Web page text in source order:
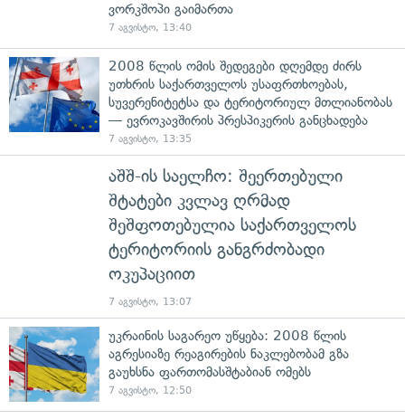
ვორკშოპი გაიმართა
7 აგვისტო, 13:40
2008 წლის ომის შედეგები დღემდე ძირს
უთხრის საქართველოს უსაფრთხოებას,
სუვერენიტეტსა და ტერიტორიულ მთლიანობას
— ევროკავშირის პრესპიკერის განცხადება
7 აგვისტო, 13:35
აშშ-ის საელჩო: შეერთებული
შტატები კვლავ ღრმად
შეშფოთებულია საქართველოს
ტერიტორიის განგრძობადი
ოკუპაციით
7 აგვისტო, 13:07
უკრაინის საგარეო უწყება: 2008 წლის
აგრესიაზე რეაგირების ნაკლებობამ გზა
გაუხსნა ფართომასშტაბიან ომებს
7 აგვისტო, 12:50